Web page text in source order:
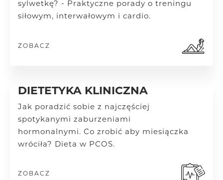
sylwetkę? - Praktyczne porady o treningu
siłowym, interwałowym i cardio.
ZOBACZ
DIETETYKA KLINICZNA
Jak poradzić sobie z najczęściej
spotykanymi zaburzeniami
hormonalnymi. Co zrobić aby miesiączka
wróciła? Dieta w PCOS.
ZOBACZ